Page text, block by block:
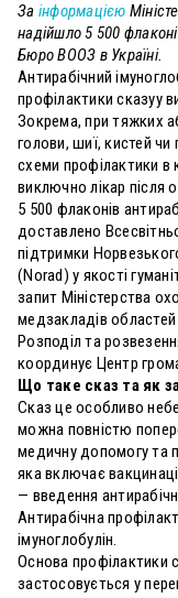
За інформацією
надійшло 5 500
Бюро ВООЗ в Україні.
Антирабічний
профілактики сказуу
Зокрема, при тяжких
голови, шиї, кистей чи
схеми профілактики
виключно лікар після
5 500 флаконів
доставлено
підтримки
(Norad) у якості
запит Міністерства
медзакладів
Розподіл та
координує Центр
Що таке сказ та як
Сказ це особливо
можна повністю
медичну допомогу та
яка включає
— введення
Антирабічна
імуноглобулін.
Основа профілактики
застосовується у